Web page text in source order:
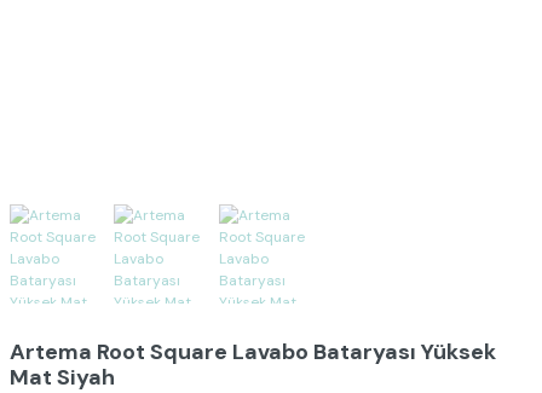
Artema Root Square Lavabo Bataryası Yüksek
Mat Siyah